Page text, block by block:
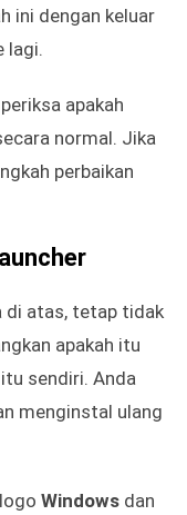
ini dengan keluar
lagi.
apakah
normal. Jika
perbaikan
di atas, tetap tidak
apakah itu
sendiri. Anda
menginstal ulang
Windows dan